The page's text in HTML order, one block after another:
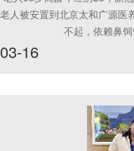
老人被安置到北京太和广源医
不起，依赖鼻
03-16